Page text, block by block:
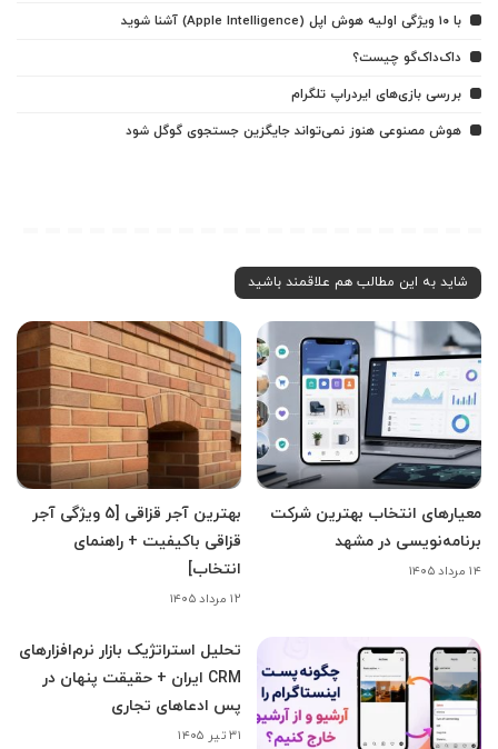
با ۱۰ ویژگی اولیه هوش اپل (Apple Intelligence) آشنا شوید
داک‌داک‌گو چیست؟
بررسی بازی‌های ایردراپ تلگرام
هوش مصنوعی هنوز نمی‌تواند جایگزین جستجوی گوگل شود
شاید به این مطالب هم علاقمند باشید
معیارهای انتخاب بهترین شرکت
برنامه‌نویسی در مشهد
۱۴ مرداد ۱۴۰۵
بهترین آجر قزاقی [5 ویژگی آجر
قزاقی باکیفیت + راهنمای
انتخاب]
۱۲ مرداد ۱۴۰۵
تحلیل استراتژیک بازار نرم‌افزارهای
CRM ایران + حقیقت پنهان در
پس ادعاهای تجاری
۳۱ تیر ۱۴۰۵